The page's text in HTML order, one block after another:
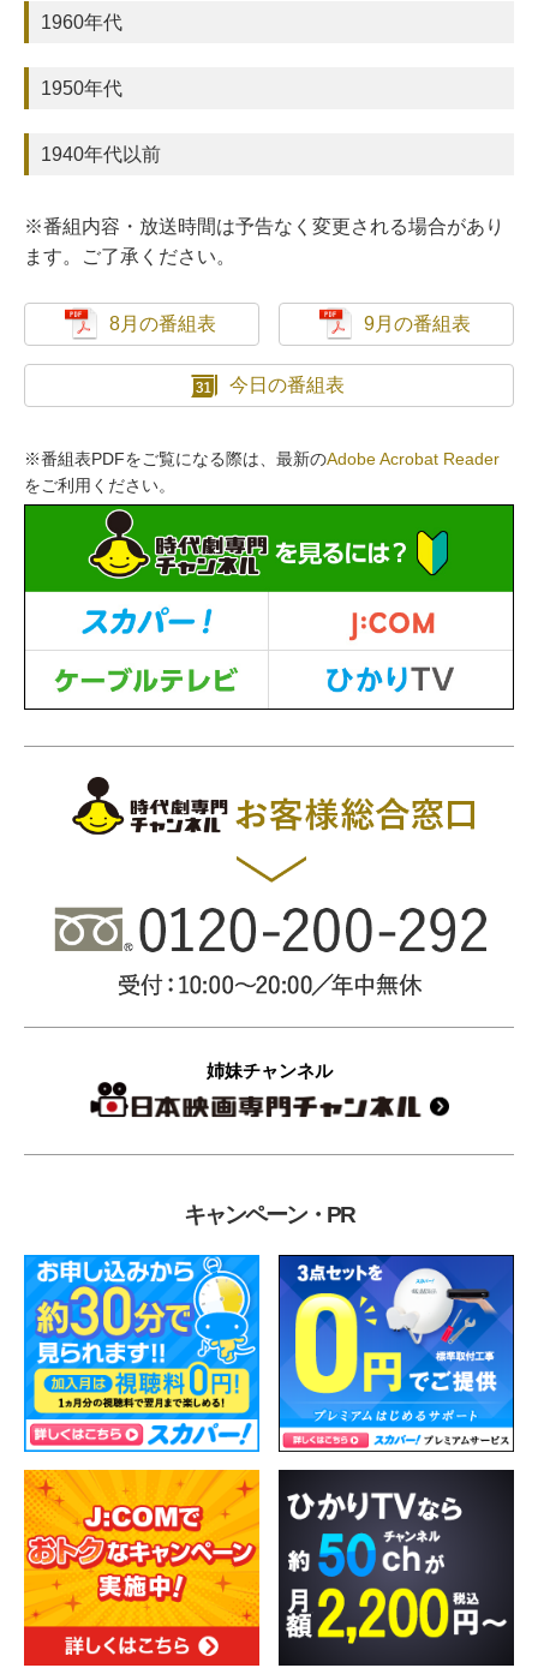
1960年代
1950年代
1940年代以前
※番組内容・放送時間は予告なく変更される場合があり
ます。ご了承ください。
8月の番組表 9月の番組表
今日の番組表
※番組表PDFをご覧になる際は、最新のAdobe Acrobat Reader
をご利用ください。
姉妹チャンネル
キャンペーン・PR